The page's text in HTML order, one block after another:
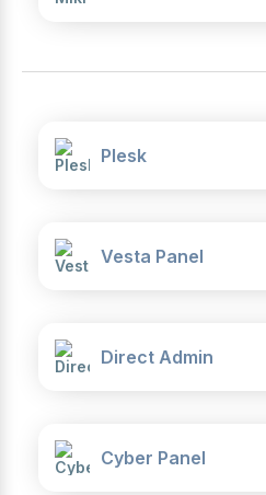
Plesk
Vesta Panel
Direct Admin
Cyber Panel